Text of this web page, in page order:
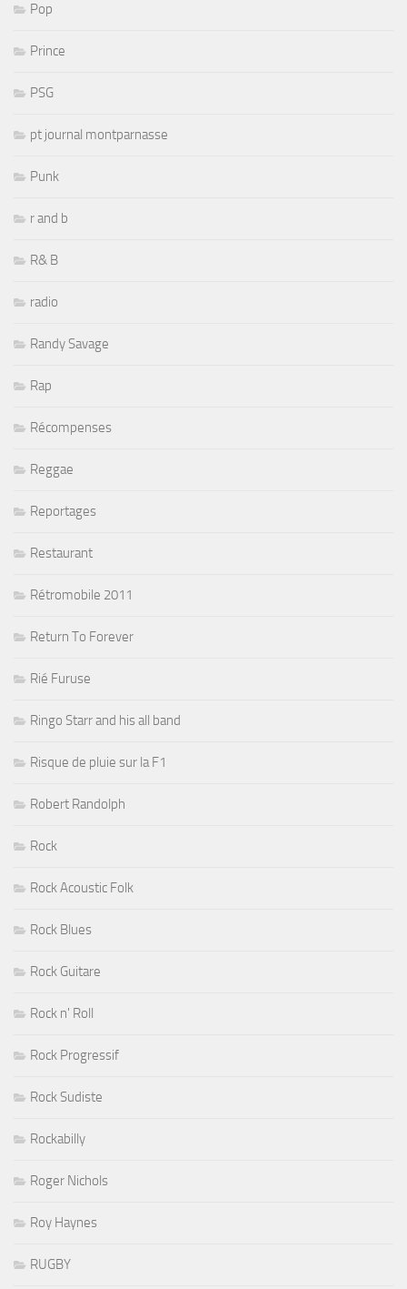
Pop
Prince
PSG
pt journal montparnasse
Punk
r and b
R& B
radio
Randy Savage
Rap
Récompenses
Reggae
Reportages
Restaurant
Rétromobile 2011
Return To Forever
Rié Furuse
Ringo Starr and his all band
Risque de pluie sur la F1
Robert Randolph
Rock
Rock Acoustic Folk
Rock Blues
Rock Guitare
Rock n' Roll
Rock Progressif
Rock Sudiste
Rockabilly
Roger Nichols
Roy Haynes
RUGBY